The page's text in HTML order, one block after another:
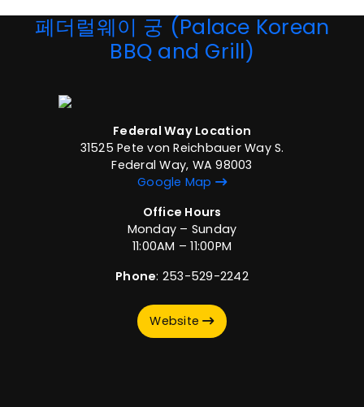
페더럴웨이 궁 (Palace Korean
BBQ and Grill)
Federal Way Location
31525 Pete von Reichbauer Way S.
Federal Way, WA 98003
Google Map
Office Hours
Monday – Sunday
11:00AM – 11:00PM
Phone: 253-529-2242
Website